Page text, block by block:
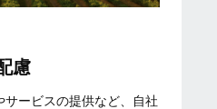
慮
ービスの提供など、自社